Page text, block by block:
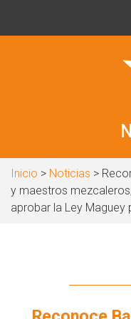
Inicio > Noticias >
y maestros
aprobar la Ley Maguey